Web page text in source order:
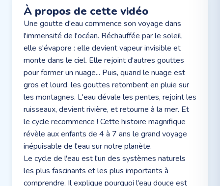
À propos de cette vidéo
Une goutte d'eau commence son voyage dans
l'immensité de l'océan. Réchauffée par le soleil,
elle s'évapore : elle devient vapeur invisible et
monte dans le ciel. Elle rejoint d'autres gouttes
pour former un nuage... Puis, quand le nuage est
gros et lourd, les gouttes retombent en pluie sur
les montagnes. L'eau dévale les pentes, rejoint les
ruisseaux, devient rivière, et retourne à la mer. Et
le cycle recommence ! Cette histoire magnifique
révèle aux enfants de 4 à 7 ans le grand voyage
inépuisable de l'eau sur notre planète.
Le cycle de l'eau est l'un des systèmes naturels
les plus fascinants et les plus importants à
comprendre. Il explique pourquoi l'eau douce est